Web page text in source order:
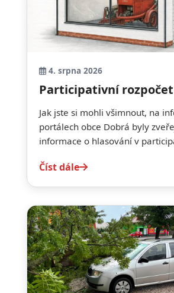
4. srpna 2026
Participativní rozpočet
Jak jste si mohli všimnout, na
portálech obce Dobrá byly
informace o hlasování v
Číst dále